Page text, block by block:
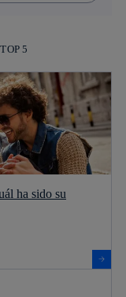
5
ha sido su